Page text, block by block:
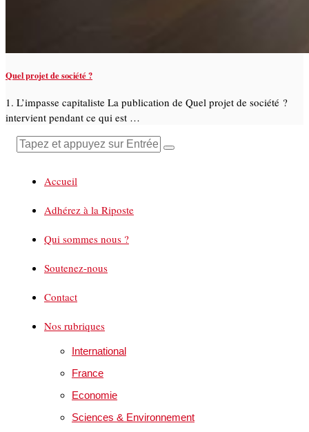
Quel projet de société ?
1. L’impasse capitaliste La publication de Quel projet de société ?
intervient pendant ce qui est …
Accueil
Adhérez à la Riposte
Qui sommes nous ?
Soutenez-nous
Contact
Nos rubriques
International
France
Economie
Sciences & Environnement